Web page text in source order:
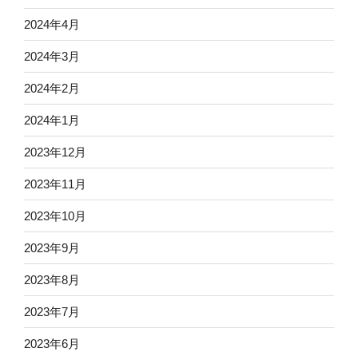
2024年4月
2024年3月
2024年2月
2024年1月
2023年12月
2023年11月
2023年10月
2023年9月
2023年8月
2023年7月
2023年6月